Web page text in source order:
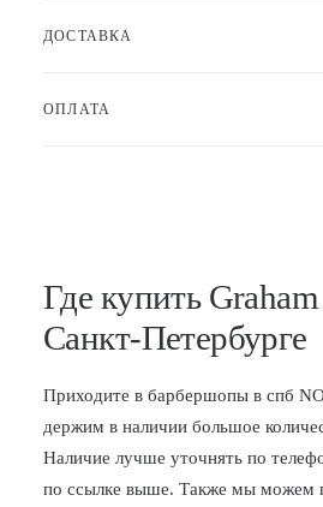
ДОСТАВКА
ОПЛАТА
Где купить
Санкт-Петербурге
Приходите в барбершопы в спб
держим в наличии большое
Наличие лучше уточнять по
по ссылке выше. Также мы можем